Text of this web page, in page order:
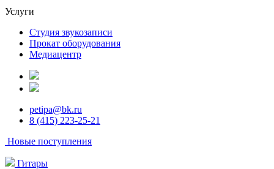
Услуги
Студия звукозаписи
Прокат оборудования
Медиацентр
petipa@bk.ru
8 (415) 223-25-21
Новые поступления
Гитары